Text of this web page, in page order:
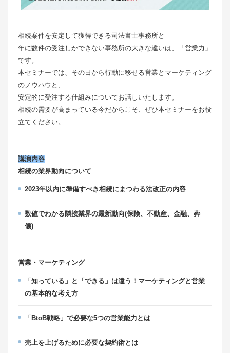
相続案件を安定して獲得できる司法書士事務所と
年に数件の受注しかできない事務所の⼤きな違いは、「営業⼒」
です。
本セミナーでは、その⽇から⾏動に移せる営業とマーケティング
のノウハウと、
安定的に受注する仕組みについてお話しいたします。
相続の需要が高まっている今だからこそ、ぜひ本セミナーをお役
⽴てください。
講演内容
相続の業界動向について
2023年以内に準備すべき相続にまつわる法改正の内容
数値でわかる隣接業界の最新動向(保険、不動産、金融、葬
儀)
営業・マーケティング
「知っている」と「できる」は違う！マーケティングと営業
の基本的な考え方
「BtoB戦略」で必要な5つの営業能力とは
売上を上げるために必要な契約術とは